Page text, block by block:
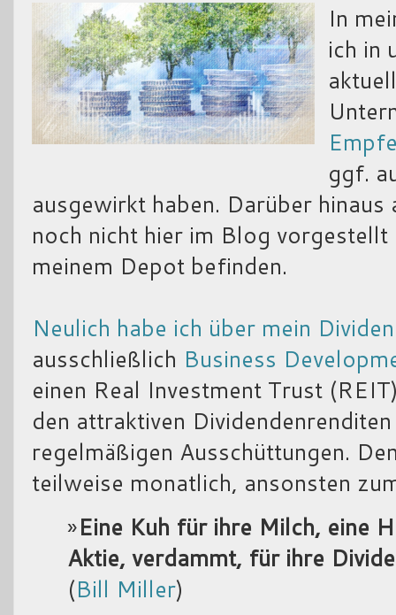
In
ich in
ggf.
ausgewirkt haben. Darüber
noch nicht hier im Blog vorgestellt
meinem Depot befinden.
Neulich habe ich über mein
ausschließlich Business
einen Real Investment Trust
den attraktiven
regelmäßigen Ausschüttungen.
teilweise monatlich, ansonsten
»Eine Kuh für ihre Milch, eine
Aktie, verdammt, für ihre
(Bill Miller)